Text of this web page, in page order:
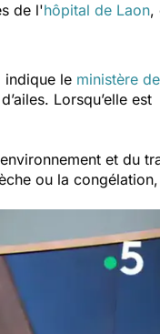
de l'hôpital de Laon,
indique le ministère
Lorsqu’elle est
et du
ou la